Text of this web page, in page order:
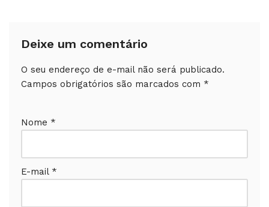
Deixe um comentário
O seu endereço de e-mail não será publicado.
Campos obrigatórios são marcados com *
Nome *
E-mail *